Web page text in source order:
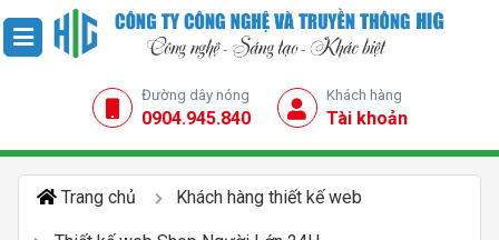
Đường dây nóng
0904.945.840
Khách hàng
Tài khoản
Trang chủ Khách hàng thiết kế web